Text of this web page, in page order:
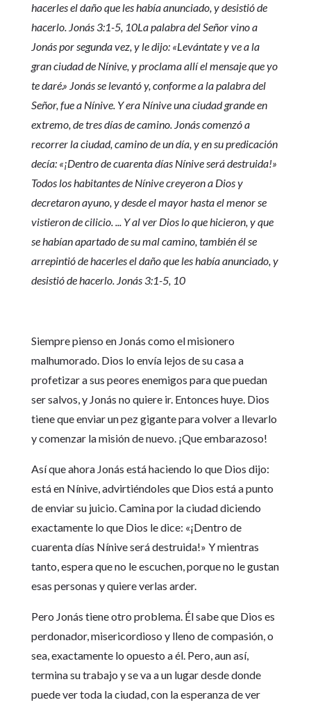
hacerles el daño que les había anunciado, y desistió de
hacerlo. Jonás 3:1-5, 10La palabra del Señor vino a
Jonás por segunda vez, y le dijo: «Levántate y ve a la
gran ciudad de Nínive, y proclama allí el mensaje que yo
te daré.» Jonás se levantó y, conforme a la palabra del
Señor, fue a Nínive. Y era Nínive una ciudad grande en
extremo, de tres días de camino. Jonás comenzó a
recorrer la ciudad, camino de un día, y en su predicación
decía: «¡Dentro de cuarenta días Nínive será destruida!»
Todos los habitantes de Nínive creyeron a Dios y
decretaron ayuno, y desde el mayor hasta el menor se
vistieron de cilicio. ... Y al ver Dios lo que hicieron, y que
se habían apartado de su mal camino, también él se
arrepintió de hacerles el daño que les había anunciado, y
desistió de hacerlo. Jonás 3:1-5, 10
Siempre pienso en Jonás como el misionero
malhumorado. Dios lo envía lejos de su casa a
profetizar a sus peores enemigos para que puedan
ser salvos, y Jonás no quiere ir. Entonces huye. Dios
tiene que enviar un pez gigante para volver a llevarlo
y comenzar la misión de nuevo. ¡Que embarazoso!
Así que ahora Jonás está haciendo lo que Dios dijo:
está en Nínive, advirtiéndoles que Dios está a punto
de enviar su juicio. Camina por la ciudad diciendo
exactamente lo que Dios le dice: «¡Dentro de
cuarenta días Nínive será destruida!» Y mientras
tanto, espera que no le escuchen, porque no le gustan
esas personas y quiere verlas arder.
Pero Jonás tiene otro problema. Él sabe que Dios es
perdonador, misericordioso y lleno de compasión, o
sea, exactamente lo opuesto a él. Pero, aun así,
termina su trabajo y se va a un lugar desde donde
puede ver toda la ciudad, con la esperanza de ver